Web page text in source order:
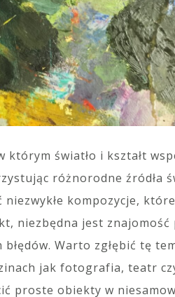
światło i kształt
różnorodne źródła
kompozycje,
niezbędna jest znajomość
Warto zgłębić tę
jak fotografia, teatr
proste obiekty w